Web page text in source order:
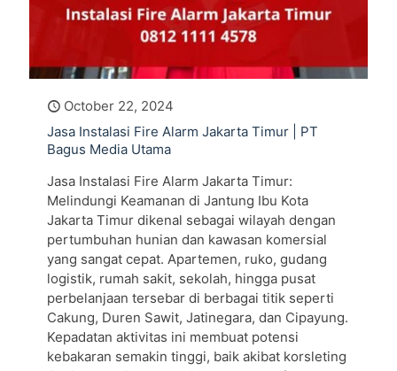
October 22, 2024
Jasa Instalasi Fire Alarm Jakarta Timur | PT
Bagus Media Utama
Jasa Instalasi Fire Alarm Jakarta Timur:
Melindungi Keamanan di Jantung Ibu Kota
Jakarta Timur dikenal sebagai wilayah dengan
pertumbuhan hunian dan kawasan komersial
yang sangat cepat. Apartemen, ruko, gudang
logistik, rumah sakit, sekolah, hingga pusat
perbelanjaan tersebar di berbagai titik seperti
Cakung, Duren Sawit, Jatinegara, dan Cipayung.
Kepadatan aktivitas ini membuat potensi
kebakaran semakin tinggi, baik akibat korsleting